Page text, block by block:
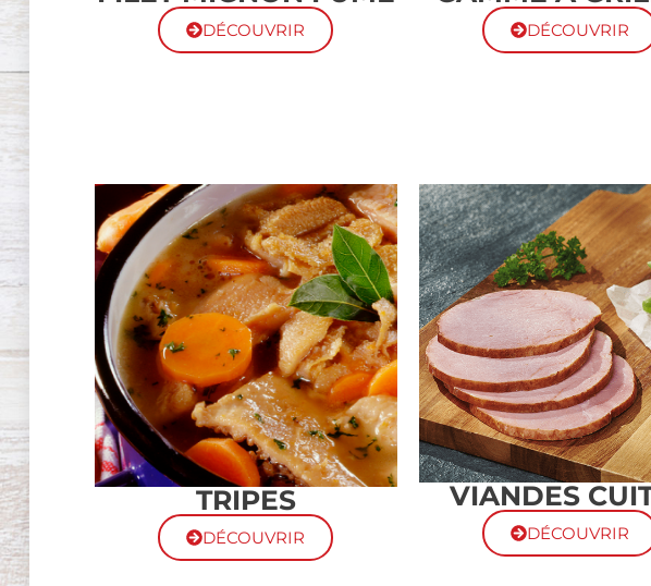
DÉCOUVRIR DÉCOUVRIR
TRIPES
DÉCOUVRIR
VIANDES
DÉCOUVRIR